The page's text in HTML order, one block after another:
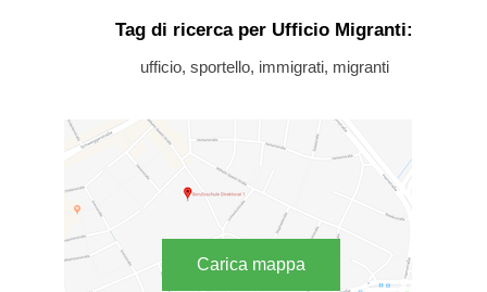
Tag di ricerca per Ufficio Migranti:
ufficio, sportello, immigrati, migranti
Carica mappa